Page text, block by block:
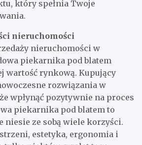
który spełnia Twoje
nieruchomości
nieruchomości w
piekarnika pod blatem
wartość rynkową. Kupujący
rozwiązania w
wpłynąć pozytywnie na proces
piekarnika pod blatem to
niesie ze sobą wiele korzyści.
estetyka, ergonomia i